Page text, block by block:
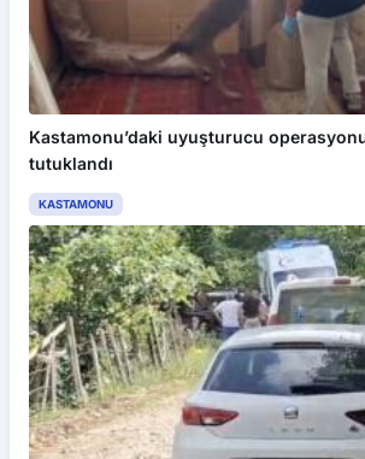
Kastamonu’daki uyuşturucu
tutuklandı
KASTAMONU